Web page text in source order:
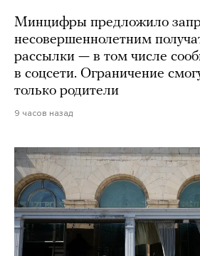
Минцифры предложило
несовершеннолетним
рассылки — в том числе
в соцсети. Ограничение
только родители
9 часов назад